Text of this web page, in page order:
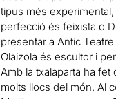
tipus més experimental
perfecció és feixista o
presentar a Antic Teatre
Olaizola és escultor i
Amb la txalaparta ha fet
molts llocs del món. Al